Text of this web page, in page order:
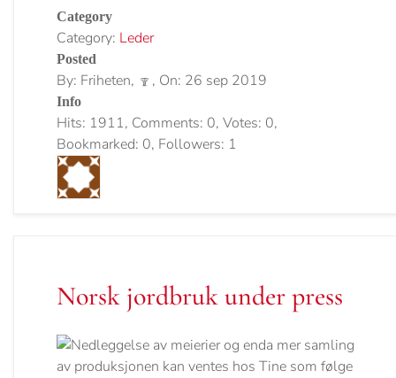
Category
Category: Leder
Posted
By: Friheten, , On: 26 sep 2019
Info
Hits: 1911, Comments: 0, Votes: 0,
Bookmarked: 0, Followers: 1
Norsk jordbruk under press